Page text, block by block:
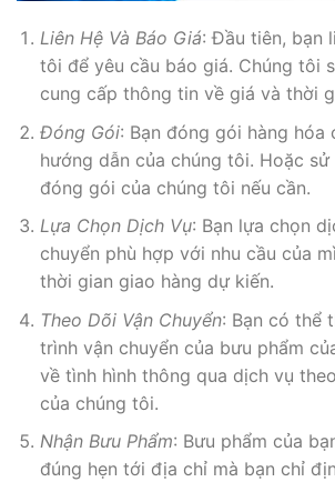
Liên Hệ Và Báo Giá: Đầu tiên, bạn
tôi để yêu cầu báo giá. Chúng tôi
cung cấp thông tin về giá và thời
Đóng Gói: Bạn đóng gói hàng hóa
hướng dẫn của chúng tôi. Hoặc
đóng gói của chúng tôi nếu cần.
Lựa Chọn Dịch Vụ: Bạn lựa chọn
chuyển phù hợp với nhu cầu của
thời gian giao hàng dự kiến.
Theo Dõi Vận Chuyển: Bạn có thể
trình vận chuyển của bưu phẩm
về tình hình thông qua dịch vụ
của chúng tôi.
Nhận Bưu Phẩm: Bưu phẩm của
đúng hẹn tới địa chỉ mà bạn chỉ